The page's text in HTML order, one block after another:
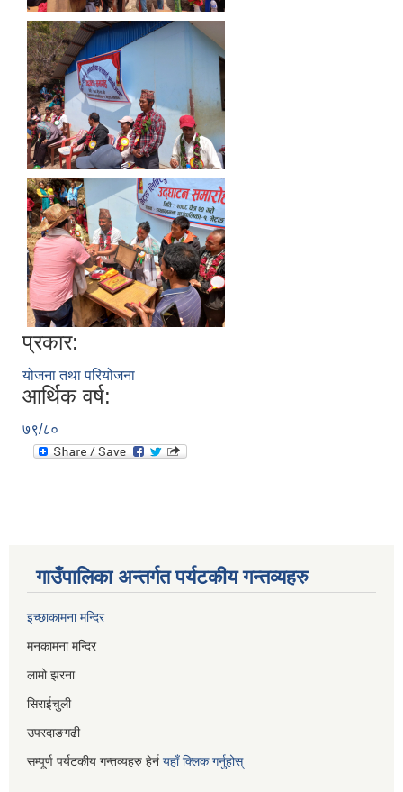
प्रकार:
योजना तथा परियोजना
आर्थिक वर्ष:
७९/८०
गाउँपालिका अन्तर्गत पर्यटकीय गन्तव्यहरु
इच्छाकामना मन्दिर
मनकामना मन्दिर
लामो झरना
सिराईचुली
उपरदाङगढी
सम्पूर्ण पर्यटकीय गन्तव्यहरु हेर्न यहाँ क्लिक गर्नुहोस्